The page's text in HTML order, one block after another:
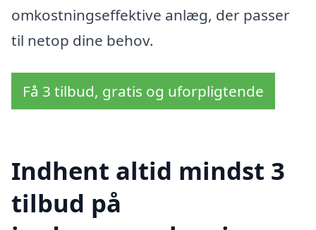
omkostningseffektive anlæg, der passer
til netop dine behov.
Få 3 tilbud, gratis og uforpligtende
Indhent altid mindst 3
tilbud på